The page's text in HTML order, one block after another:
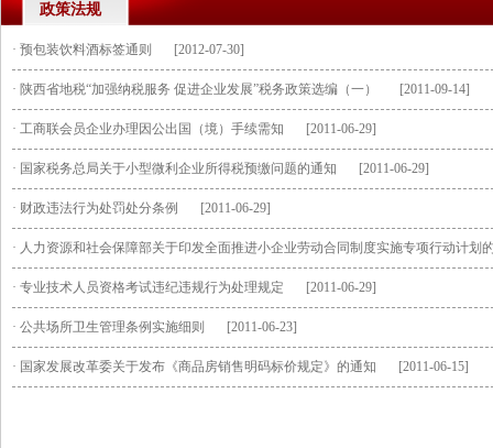
政策法规
· 预包装饮料酒标签通则 [2012-07-30]
· 陕西省地税“加强纳税服务 促进企业发展”税务政策选编（一） [2011-09-14]
· 工商联会员企业办理因公出国（境）手续需知 [2011-06-29]
· 国家税务总局关于小型微利企业所得税预缴问题的通知 [2011-06-29]
· 财政违法行为处罚处分条例 [2011-06-29]
· 人力资源和社会保障部关于印发全面推进小企业劳动合同制度实施专项行动计划
· 专业技术人员资格考试违纪违规行为处理规定 [2011-06-29]
· 公共场所卫生管理条例实施细则 [2011-06-23]
· 国家发展改革委关于发布《商品房销售明码标价规定》的通知 [2011-06-15]